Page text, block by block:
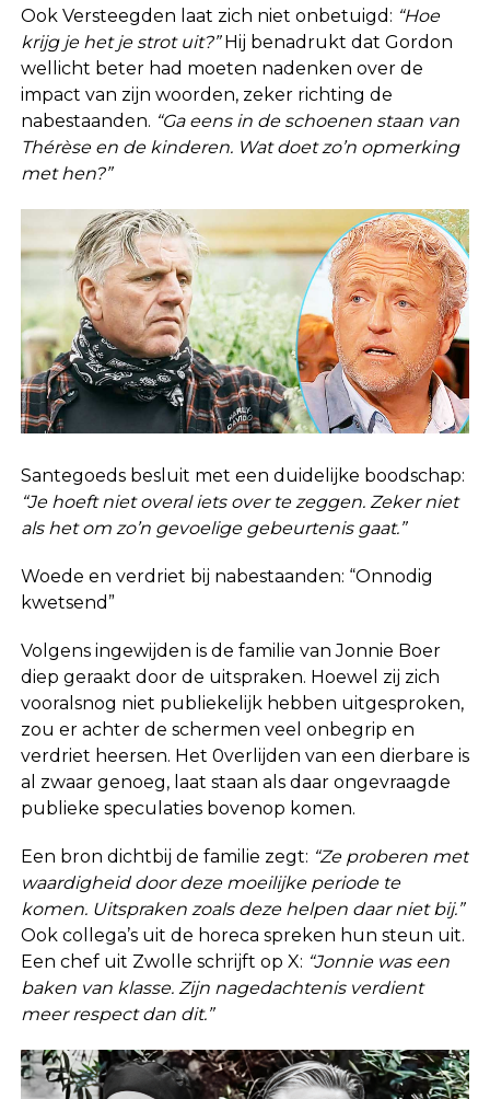
Ook Versteegden laat zich niet onbetuigd: “Hoe
krijg je het je strot uit?”Hij benadrukt dat Gordon
wellicht beter had moeten nadenken over de
impact van zijn woorden, zeker richting de
nabestaanden. “Ga eens in de schoenen staan van
Thérèse en de kinderen. Wat doet zo’n opmerking
met hen?”
Santegoeds besluit met een duidelijke boodschap:
“Je hoeft niet overal iets over te zeggen. Zeker niet
als het om zo’n gevoelige gebeurtenis gaat.”
Woede en verdriet bij nabestaanden: “Onnodig
kwetsend”
Volgens ingewijden is de familie van Jonnie Boer
diep geraakt door de uitspraken. Hoewel zij zich
vooralsnog niet publiekelijk hebben uitgesproken,
zou er achter de schermen veel onbegrip en
verdriet heersen. Het 0verlijden van een dierbare is
al zwaar genoeg, laat staan als daar ongevraagde
publieke speculaties bovenop komen.
Een bron dichtbij de familie zegt: “Ze proberen met
waardigheid door deze moeilijke periode te
komen. Uitspraken zoals deze helpen daar niet bij.”
Ook collega’s uit de horeca spreken hun steun uit.
Een chef uit Zwolle schrijft op X: “Jonnie was een
baken van klasse. Zijn nagedachtenis verdient
meer respect dan dit.”